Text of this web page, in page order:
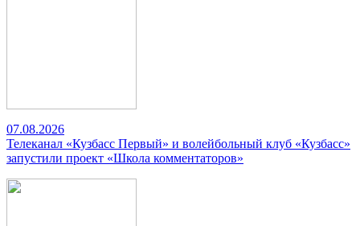
07.08.2026
Телеканал «Кузбасс Первый» и волейбольный клуб «Кузбасс»
запустили проект «Школа комментаторов»